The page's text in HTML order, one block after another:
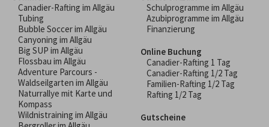
Canadier-Rafting im Allgäu
Tubing
Bubble Soccer im Allgäu
Canyoning im Allgäu
Big SUP im Allgäu
Flossbau im Allgäu
Adventure Parcours -
Waldseilgarten im Allgäu
Naturrallye mit Karte und
Kompass
Wildnistraining im Allgäu
Schulprogramme im Allgäu
Azubiprogramme im Allgäu
Finanzierung
Online Buchung
Canadier-Rafting 1 Tag
Canadier-Rafting 1/2 Tag
Familien-Rafting 1/2 Tag
Rafting 1/2 Tag
Gutscheine